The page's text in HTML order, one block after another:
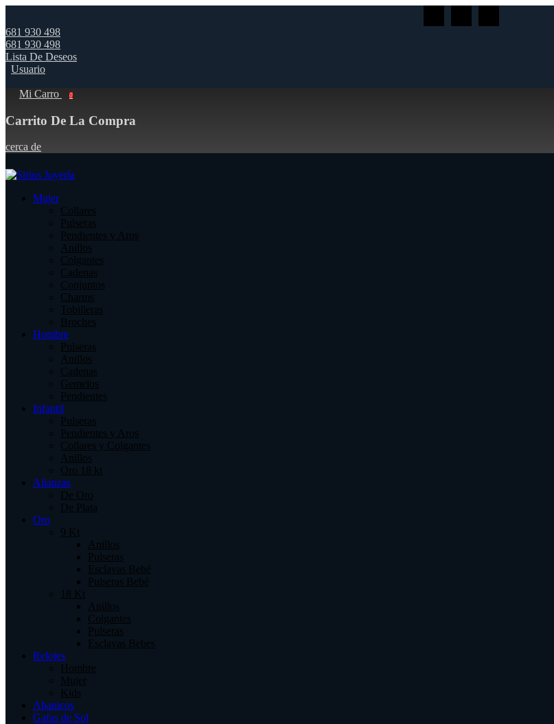
681 930 498
681 930 498
Lista De Deseos
Usuario
Mi Carro 0
Carrito De La Compra
cerca de
Mujer
Collares
Pulseras
Pendientes y Aros
Anillos
Colgantes
Cadenas
Conjuntos
Charms
Tobilleras
Broches
Hombre
Pulseras
Anillos
Cadenas
Gemelos
Pendientes
Infantil
Pulseras
Pendientes y Aros
Collares y Colgantes
Anillos
Oro 18 kt
Alianzas
De Oro
De Plata
Oro
9 Kt
Anillos
Pulseras
Esclavas Bebé
Pulseras Bebé
18 Kt
Anillos
Colgantes
Pulseras
Esclavas Bebes
Relojes
Hombre
Mujer
Kids
Abanicos
Gafas de Sol